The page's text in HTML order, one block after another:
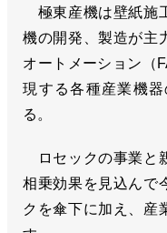
極東産機は壁紙施
機の開発、製造が主
オートメーション（
現する各種産業機
る。
ロセックの事業と
相乗効果を見込んで
クを傘下に加え、産